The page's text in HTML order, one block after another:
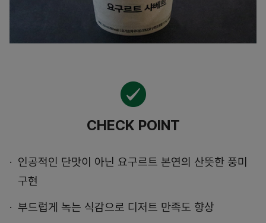
CHECK POINT
인공적인 단맛이 아닌 요구르트 본연의 산뜻한 풍미
구현
부드럽게 녹는 식감으로 디저트 만족도 향상